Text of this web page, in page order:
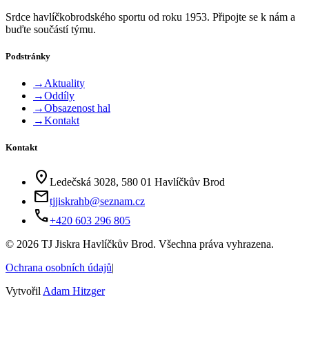
Srdce havlíčkobrodského sportu od roku 1953. Připojte se k nám a
buďte součástí týmu.
Podstránky
→ Aktuality
→Oddíly
→Obsazenost hal
→Kontakt
Kontakt
location_on Ledečská 3028, 580 01 Havlíčkův Brod
mailtjjiskrahb@seznam.cz
phone+420 603 296 805
© 2026 TJ Jiskra Havlíčkův Brod. Všechna práva vyhrazena.
Ochrana osobních údajů|
Vytvořil Adam Hitzger